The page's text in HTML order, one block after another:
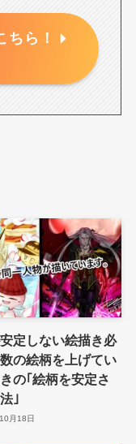
ちら！
定しない絵描き必
の絵柄を上げてい
の｢絵柄を安定さ
｣
月18日